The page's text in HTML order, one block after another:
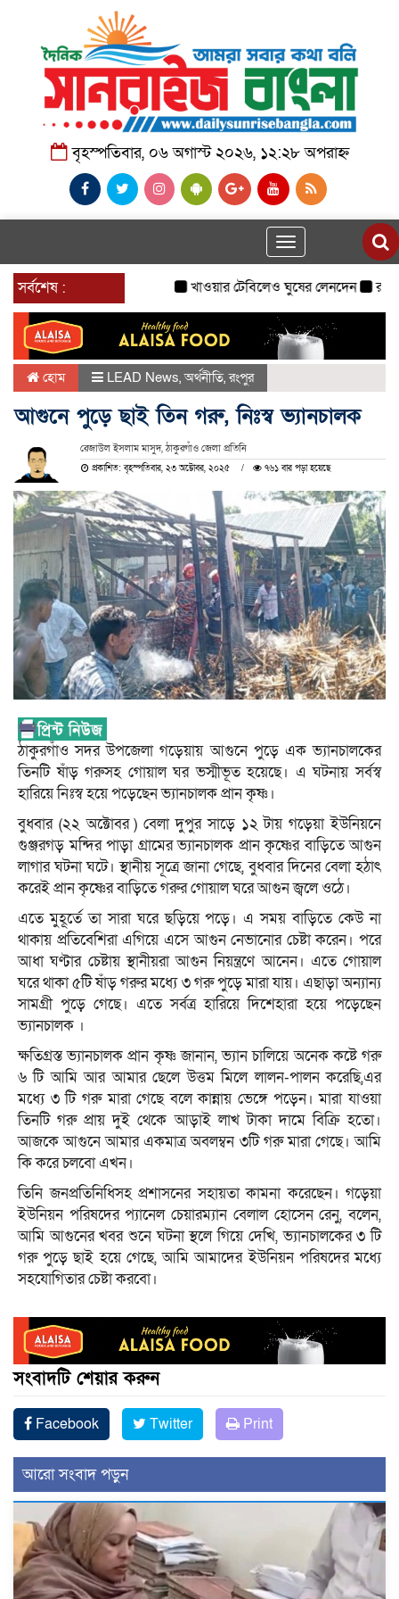
বৃহস্পতিবার, ০৬ অগাস্ট ২০২৬, ১২:২৮ অপরাহ্ন
Toggle
navigation
সর্বশেষ :
খাওয়ার টেবিলেও ঘুষের লেনদেন
হোম LEAD News,অর্থনীতি,রংপুর
আগুনে পুড়ে ছাই তিন গরু, নিঃস্ব ভ্যানচালক
রেজাউল ইসলাম মাসুদ, ঠাকুরগাঁও জেলা প্রতিনি
প্রকাশিত: বৃহস্পতিবার, ২৩ অক্টোবর, ২০২৫ ৭৬১ বার পড়া হয়েছে
ঠাকুরগাঁও সদর উপজেলা গড়েয়ায় আগুনে পুড়ে এক ভ্যানচালকের
তিনটি ষাঁড় গরুসহ গোয়াল ঘর ভস্মীভূত হয়েছে। এ ঘটনায় সর্বস্ব
হারিয়ে নিঃস্ব হয়ে পড়েছেন ভ্যানচালক প্রান কৃষ্ণ।
বুধবার (২২ অক্টোবর ) বেলা দুপুর সাড়ে ১২ টায় গড়েয়া ইউনিয়নে
গুঞ্জরগড় মন্দির পাড়া গ্রামের ভ্যানচালক প্রান কৃষ্ণের বাড়িতে আগুন
লাগার ঘটনা ঘটে। স্থানীয় সূত্রে জানা গেছে, বুধবার দিনের বেলা হঠাৎ
করেই প্রান কৃষ্ণের বাড়িতে গরুর গোয়াল ঘরে আগুন জ্বলে ওঠে।
এতে মুহূর্তে তা সারা ঘরে ছড়িয়ে পড়ে। এ সময় বাড়িতে কেউ না
থাকায় প্রতিবেশিরা এগিয়ে এসে আগুন নেভানোর চেষ্টা করেন। পরে
আধা ঘণ্টার চেষ্টায় স্থানীয়রা আগুন নিয়ন্ত্রণে আনেন। এতে গোয়াল
ঘরে থাকা ৫টি ষাঁড় গরুর মধ্যে ৩ গরু পুড়ে মারা যায়। এছাড়া অন্যান্য
সামগ্রী পুড়ে গেছে। এতে সর্বত্র হারিয়ে দিশেহারা হয়ে পড়েছেন
ভ্যানচালক ।
ক্ষতিগ্রস্ত ভ্যানচালক প্রান কৃষ্ণ জানান, ভ্যান চালিয়ে অনেক কষ্টে গরু
৬ টি আমি আর আমার ছেলে উত্তম মিলে লালন-পালন করেছি,এর
মধ্যে ৩ টি গরু মারা গেছে বলে কান্নায় ভেঙ্গে পড়েন। মারা যাওয়া
তিনটি গরু প্রায় দুই থেকে আড়াই লাখ টাকা দামে বিক্রি হতো।
আজকে আগুনে আমার একমাত্র অবলম্বন ৩টি গরু মারা গেছে। আমি
কি করে চলবো এখন।
তিনি জনপ্রতিনিধিসহ প্রশাসনের সহায়তা কামনা করেছেন। গড়েয়া
ইউনিয়ন পরিষদের প্যানেল চেয়ারম্যান বেলাল হোসেন রেনু, বলেন,
আমি আগুনের খবর শুনে ঘটনা স্থলে গিয়ে দেখি, ভ্যানচালকের ৩ টি
গরু পুড়ে ছাই হয়ে গেছে, আমি আমাদের ইউনিয়ন পরিষদের মধ্যে
সহযোগিতার চেষ্টা করবো।
সংবাদটি শেয়ার করুন
Facebook Twitter Print
আরো সংবাদ পড়ুন